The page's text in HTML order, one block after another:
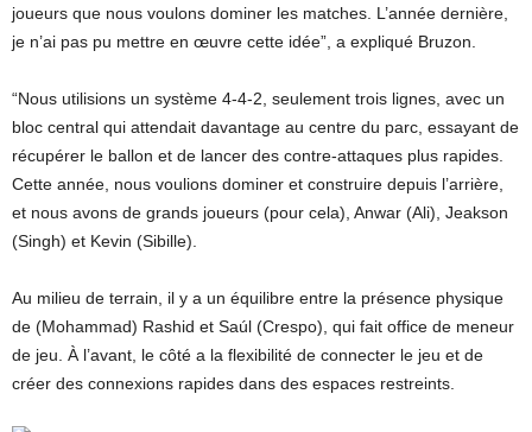
joueurs que nous voulons dominer les matches. L’année dernière,
je n’ai pas pu mettre en œuvre cette idée”, a expliqué Bruzon.
“Nous utilisions un système 4-4-2, seulement trois lignes, avec un
bloc central qui attendait davantage au centre du parc, essayant de
récupérer le ballon et de lancer des contre-attaques plus rapides.
Cette année, nous voulions dominer et construire depuis l’arrière,
et nous avons de grands joueurs (pour cela), Anwar (Ali), Jeakson
(Singh) et Kevin (Sibille).
Au milieu de terrain, il y a un équilibre entre la présence physique
de (Mohammad) Rashid et Saúl (Crespo), qui fait office de meneur
de jeu. À l’avant, le côté a la flexibilité de connecter le jeu et de
créer des connexions rapides dans des espaces restreints.